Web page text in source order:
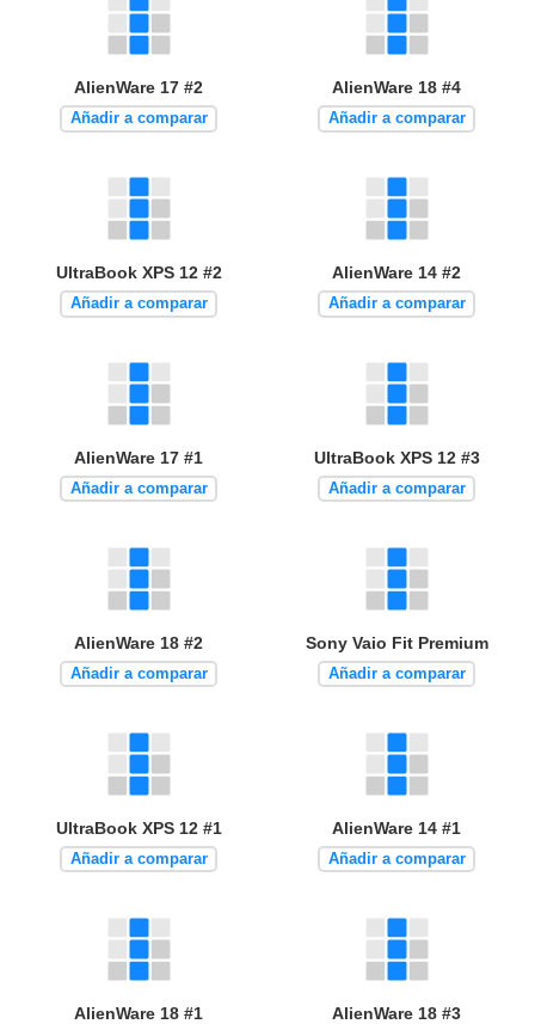
AlienWare 17 #2
Añadir a comparar
AlienWare 18 #4
Añadir a comparar
UltraBook XPS 12 #2
Añadir a comparar
AlienWare 14 #2
Añadir a comparar
AlienWare 17 #1
Añadir a comparar
UltraBook XPS 12 #3
Añadir a comparar
AlienWare 18 #2
Añadir a comparar
Sony Vaio Fit Premium
Añadir a comparar
UltraBook XPS 12 #1
Añadir a comparar
AlienWare 14 #1
Añadir a comparar
AlienWare 18 #1 AlienWare 18 #3